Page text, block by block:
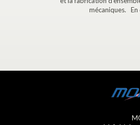
mécaniques. En